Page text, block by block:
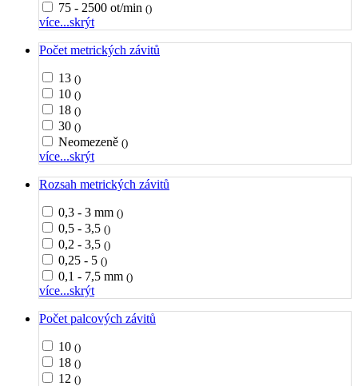
75 - 2500 ot/min ()
více...skrýt
Počet metrických závitů
13 ()
10 ()
18 ()
30 ()
Neomezeně ()
více...skrýt
Rozsah metrických závitů
0,3 - 3 mm ()
0,5 - 3,5 ()
0,2 - 3,5 ()
0,25 - 5 ()
0,1 - 7,5 mm ()
více...skrýt
Počet palcových závitů
10 ()
18 ()
12 ()